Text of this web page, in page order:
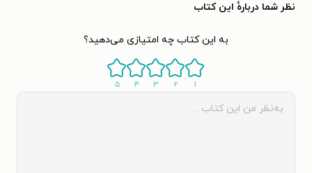
نظر شما دربارهٔ این کتاب
به این کتاب چه امتیازی می‌دهید؟
۱ ۲ ۳ ۴ ۵